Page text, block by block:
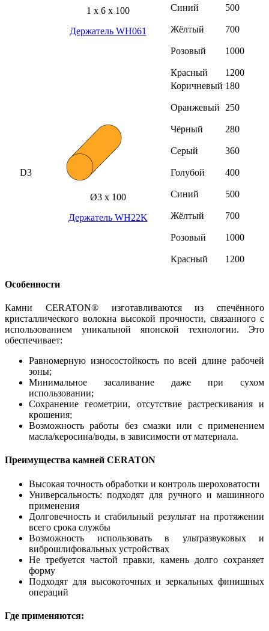
1 х 6 х 100
Держатель WH061
Синий
Жёлтый
Розовый
Красный
500
700
1000
1200
D3
Ø3 х 100
Держатель WH22K
Коричневый
Оранжевый
Чёрный
Серый
Голубой
Синий
Жёлтый
Розовый
Красный
180
250
280
360
400
500
700
1000
1200
Особенности
Камни CERATON® изготавливаются из спечённого
кристаллического волокна высокой прочности, связанного с
использованием уникальной японской технологии. Это
обеспечивает:
Равномерную износостойкость по всей длине рабочей
зоны;
Минимальное засаливание даже при сухом
использовании;
Сохранение геометрии, отсутствие растрескивания и
крошения;
Возможность работы без смазки или с применением
масла/керосина/воды, в зависимости от материала.
Преимущества камней CERATON
Высокая точность обработки и контроль шероховатости
Универсальность: подходят для ручного и машинного
применения
Долговечность и стабильный результат на протяжении
всего срока службы
Возможность использовать в ультразвуковых и
виброшлифовальных устройствах
Не требуется частой правки, камень долго сохраняет
форму
Подходят для высокоточных и зеркальных финишных
операций
Где применяются: